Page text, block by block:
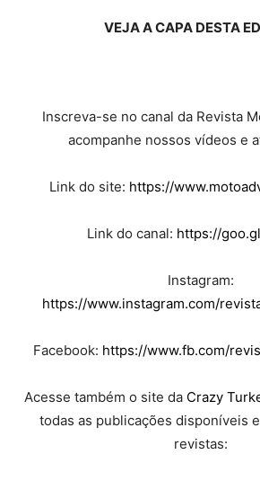
VEJA A CAPA DESTA
Inscreva-se no canal da Revista
acompanhe nossos vídeos e
Link do site: https://
Link do canal: https://
Instagram:
https://www.instagram.com/
Facebook: https://www.fb.com/
Acesse também o site da Crazy
todas as publicações disponíveis
revistas: